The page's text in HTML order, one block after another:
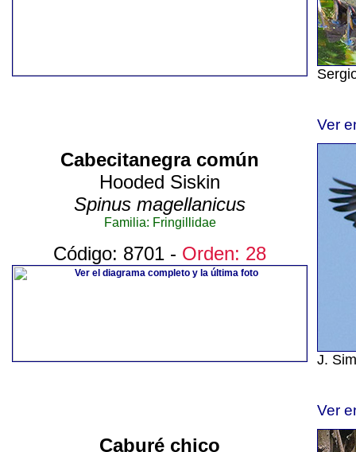
Ver
Cabecitanegra común
Hooded Siskin
Spinus magellanicus
Familia: Fringillidae
Código: 8701 - Orden: 28
J.
Ver
Caburé chico